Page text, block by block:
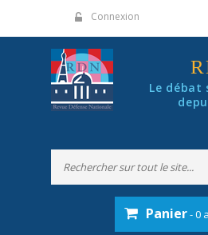
Connexion
Le débat
Panier- 0